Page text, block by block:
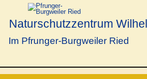
Naturschutzzentrum
Im Pfrunger-Burgweiler Ried